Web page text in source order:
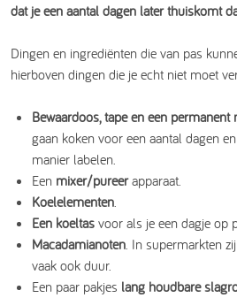
dat je een aantal dagen later thuiskomt
Dingen en ingrediënten die van pas
hierboven dingen die je echt niet moet
Bewaardoos, tape en een permanent
gaan koken voor een aantal dagen
manier labelen.
Een mixer/pureerapparaat.
Koelelementen.
Een koeltas voor als je een dagje op
Macadamianoten. In supermarkten
vaak ook duur.
Een paar pakjes lang houdbare